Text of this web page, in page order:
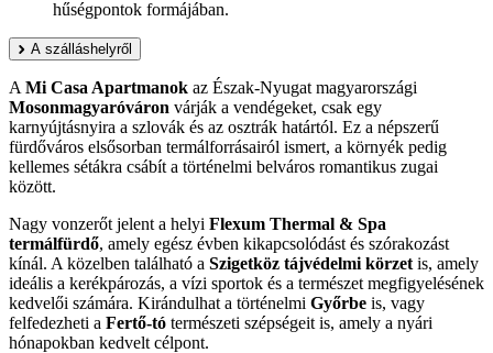
hűségpontok formájában.
A szálláshelyről
A Mi Casa Apartmanok az Észak-Nyugat magyarországi
Mosonmagyaróváron várják a vendégeket, csak egy
karnyújtásnyira a szlovák és az osztrák határtól. Ez a népszerű
fürdőváros elsősorban termálforrásairól ismert, a környék pedig
kellemes sétákra csábít a történelmi belváros romantikus zugai
között.
Nagy vonzerőt jelent a helyi Flexum Thermal & Spa
termálfürdő, amely egész évben kikapcsolódást és szórakozást
kínál. A közelben található a Szigetköz tájvédelmi körzet is, amely
ideális a kerékpározás, a vízi sportok és a természet megfigyelésének
kedvelői számára. Kirándulhat a történelmi Győrbe is, vagy
felfedezheti a Fertő-tó természeti szépségeit is, amely a nyári
hónapokban kedvelt célpont.